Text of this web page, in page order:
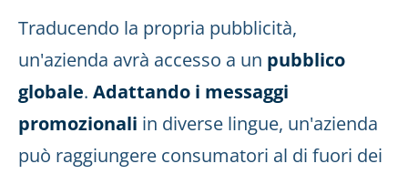
Traducendo la propria pubblicità,
un'azienda avrà accesso a un pubblico
globale. Adattando i messaggi
promozionali in diverse lingue, un'azienda
può raggiungere consumatori al di fuori dei